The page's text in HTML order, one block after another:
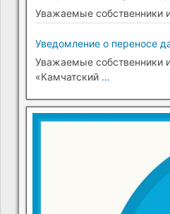
Уважаемые собственники
Уведомление о переносе
Уважаемые собственники
«Камчатский …